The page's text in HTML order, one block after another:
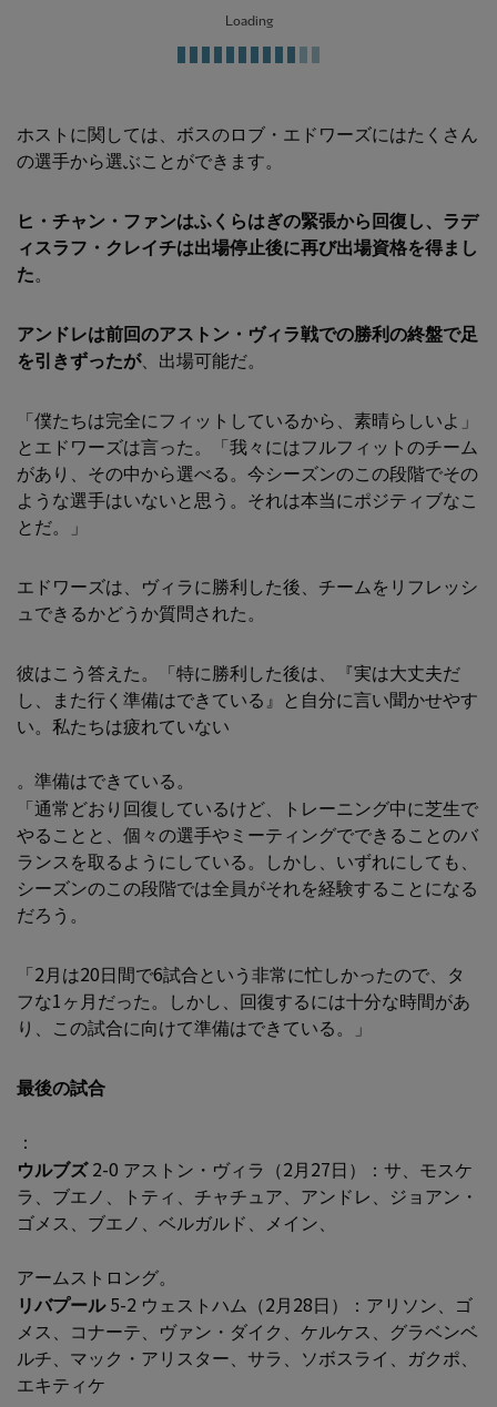
Loading
ホストに関しては、ボスのロブ・エドワーズにはたくさん
の選手から選ぶことができます。
ヒ・チャン・ファンはふくらはぎの緊張から回復し、 ラデ
ィスラフ・クレイチは出場停止後に再び出場資格を得まし
た。
アンドレは前回のアストン・ヴィラ戦での勝利の終盤で足
を引きずったが、出場可能だ。
「僕たちは完全にフィットしているから、素晴らしいよ」
とエドワーズは言った。「我々にはフルフィットのチーム
があり、その中から選べる。今シーズンのこの段階でその
ような選手はいないと思う。それは本当にポジティブなこ
とだ。」
エドワーズは、ヴィラに勝利した後、チームをリフレッシ
ュできるかどうか質問された。
彼はこう答えた。「特に勝利した後は、『実は大丈夫だ
し、また行く準備はできている』と自分に言い聞かせやす
い。私たちは疲れていない
。準備はできている。
「通常どおり回復しているけど、トレーニング中に芝生で
やることと、個々の選手やミーティングでできることのバ
ランスを取るようにしている。しかし、いずれにしても、
シーズンのこの段階では全員がそれを経験することになる
だろう。
「2月は20日間で6試合という非常に忙しかったので、タ
フな1ヶ月だった。しかし、回復するには十分な時間があ
り、この試合に向けて準備はできている。」
最後の試合
：
ウルブズ2-0 アストン・ヴィラ（2月27日）：サ、モスケ
ラ、ブエノ、トティ、チャチュア、アンドレ、ジョアン・
ゴメス、ブエノ、ベルガルド、メイン、
アームストロング。
リバプール5-2 ウェストハム（2月28日）：アリソン、ゴ
メス、コナーテ、ヴァン・ダイク、ケルケス、グラベンベ
ルチ、マック・アリスター、サラ、ソボスライ、ガクポ、
エキティケ